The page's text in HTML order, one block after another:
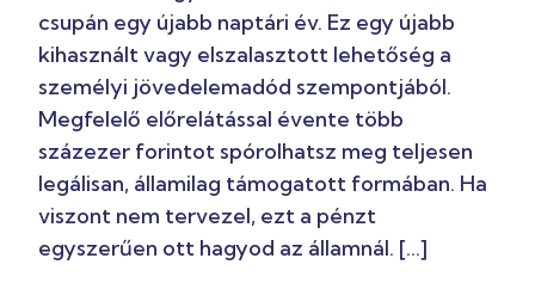
csupán egy újabb naptári év. Ez egy újabb
kihasznált vagy elszalasztott lehetőség a
személyi jövedelemadód szempontjából.
Megfelelő előrelátással évente több
százezer forintot spórolhatsz meg teljesen
legálisan, államilag támogatott formában. Ha
viszont nem tervezel, ezt a pénzt
egyszerűen ott hagyod az államnál. […]